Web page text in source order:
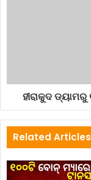
ହୀରାକୁଦ
Related Articles